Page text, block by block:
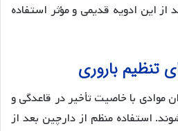
از این ادویه قدیمی و مؤثر استفاده
تنظیم باروری
موادی با خاصیت تأخیر در قاعدگی و
استفاده منظم از دارچین بعد از